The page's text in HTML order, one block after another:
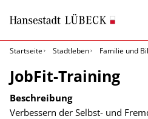
Startseite
Stadtleben Familie und
JobFit-Training
Beschreibung
Verbessern der Selbst- und